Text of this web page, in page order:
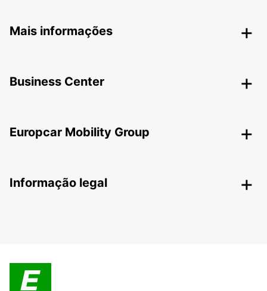
Mais informações
Business Center
Europcar Mobility Group
Informação legal